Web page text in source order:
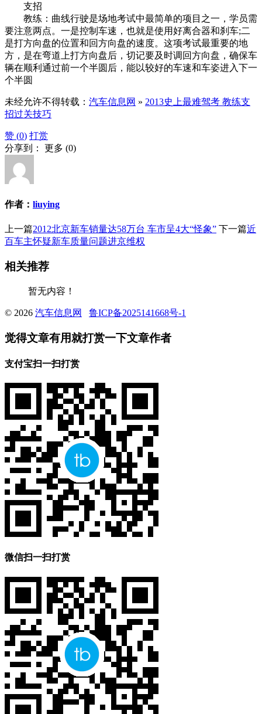
支招
教练：曲线行驶是场地考试中最简单的项目之一，学员需
要注意两点。一是控制车速，也就是使用好离合器和刹车;二
是打方向盘的位置和回方向盘的速度。这项考试最重要的地
方，是在弯道上打方向盘后，切记要及时调回方向盘，确保车
辆在顺利通过前一个半圆后，能以较好的车速和车姿进入下一
个半圆
未经允许不得转载： 汽车信息网 » 2013史上最难驾考 教练支
招过关技巧
赞 (0) 打赏
分享到： 更多 (0)
作者： liuying
上一篇2012北京新车销量达58万台 车市呈4大“怪象” 下一篇近
百车主怀疑新车质量问题进京维权
相关推荐
暂无内容！
© 2026 汽车信息网 鲁ICP备2025141668号-1
觉得文章有用就打赏一下文章作者
支付宝扫一扫打赏
微信扫一扫打赏